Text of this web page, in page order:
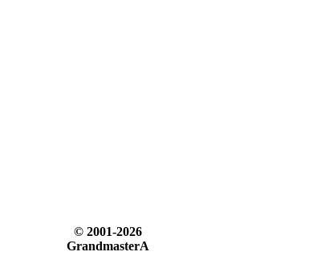
© 2001-2026
GrandmasterA